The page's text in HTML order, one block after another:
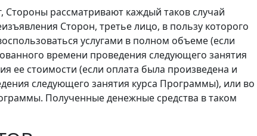
Стороны рассматривают каждый таков случай
Сторон, третье лицо, в пользу которого
услугами в полном объеме (если
времени проведения следующего занятия
ее стоимости (если оплата была произведена и
следующего занятия курса Программы), или во
Полученные денежные средства в таком